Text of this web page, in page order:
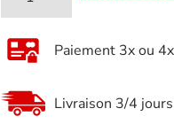
de
Pompe
eau
thermique
Paiement 3x ou 4x
Livraison 3/4